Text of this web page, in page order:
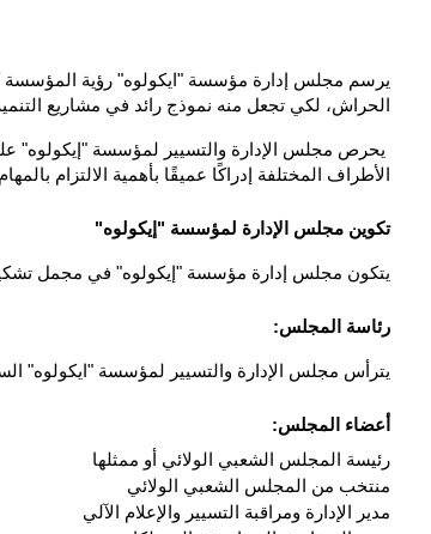
الحراش، لكي تجعل منه نموذج رائد في مشاريع
الأطراف المختلفة إدراكًا عميقًا بأهمية الالتزام
تكوين مجلس الإدارة لمؤسسة "إيكولوه"
يتكون مجلس إدارة مؤسسة "إيكولوه" في مجمل
رئاسة المجلس:
يترأس مجلس الإدارة والتسيير لمؤسسة "ايكولوه" السيد
أعضاء المجلس:
رئيسة المجلس الشعبي الولائي أو ممثلها
منتخب من المجلس الشعبي الولائي
مدير الإدارة ومراقبة التسيير والإعلام الآلي